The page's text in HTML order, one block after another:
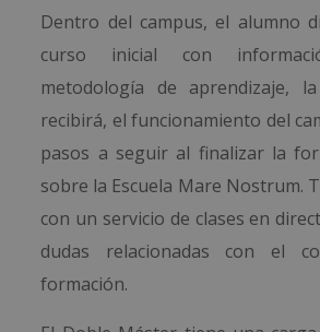
Dentro del campus, el alumno
curso inicial con
metodología de aprendizaje,
recibirá, el funcionamiento del
pasos a seguir al finalizar la
sobre la Escuela Mare Nostrum.
con un servicio de clases en
dudas relacionadas con el
formación.